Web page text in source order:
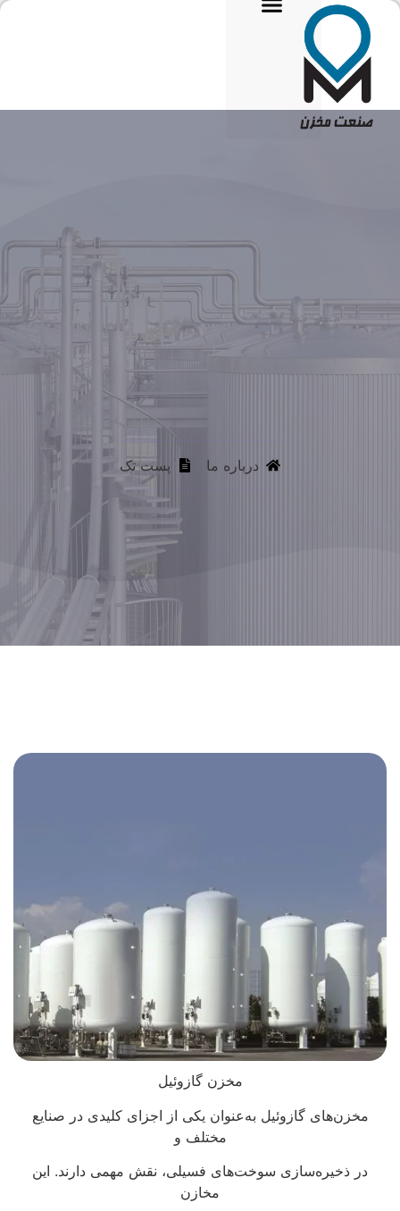
درباره ما پست تک
مخزن گازوئیل
مخزن‌های گازوئیل به‌عنوان یکی از اجزای کلیدی در صنایع
مختلف و
در ذخیره‌سازی سوخت‌های فسیلی، نقش مهمی دارند. این
مخازن